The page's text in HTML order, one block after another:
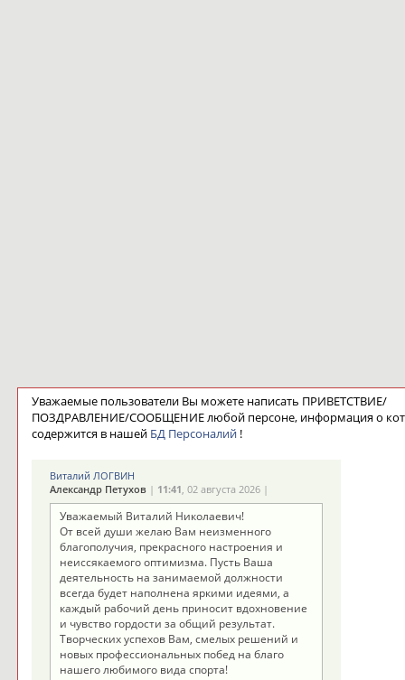
Уважаемые пользователи Вы можете написать ПРИВЕТСТВИЕ/
ПОЗДРАВЛЕНИЕ/СООБЩЕНИЕ любой персоне, информация о
содержится в нашей БД Персоналий!
Виталий ЛОГВИН
Александр Петухов| 11:41, 02 августа 2026 |
Уважаемый Виталий Николаевич!
От всей души желаю Вам неизменного
благополучия, прекрасного настроения и
неиссякаемого оптимизма. Пусть Ваша
деятельность на занимаемой должности
всегда будет наполнена яркими идеями, а
каждый рабочий день приносит вдохновение
и чувство гордости за общий результат.
Творческих успехов Вам, смелых решений и
новых профессиональных побед на благо
нашего любимого вида спорта!